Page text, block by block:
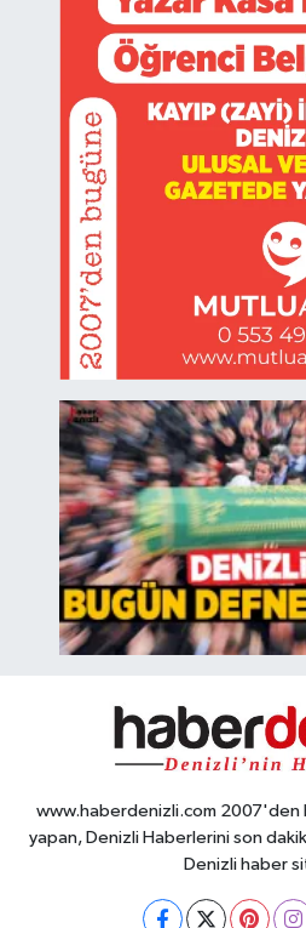
www.haberdenizli.com
yapan, Denizli Haberlerini son
Denizli haber